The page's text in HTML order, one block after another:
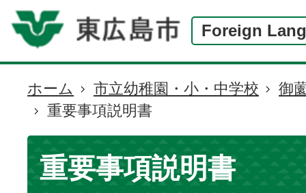
Foreign
現
在
の
位
置
ホーム 市立幼稚園・小・中学校
御
重要事項説明書
重要事項説明書